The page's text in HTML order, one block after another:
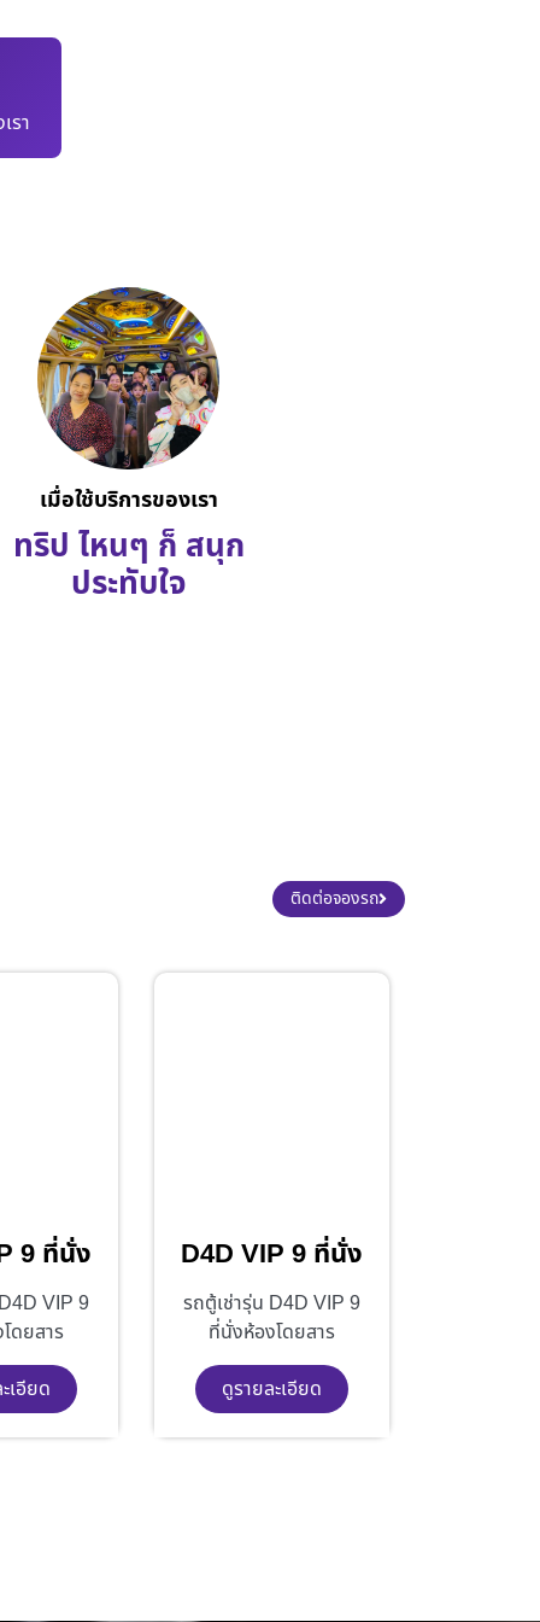
รา
เมื่อใช้บริการของเรา
ทริป ไหนๆ ก็ สนุก
ประทับใจ
ติดต่อจองรถ
9 ที่นั่ง
VIP 9
ดยสาร
เอียด
D4D VIP 9 ที่นั่ง
รถตู้เช่ารุ่น D4D VIP 9
ที่นั่งห้องโดยสาร
ดูรายละเอียด